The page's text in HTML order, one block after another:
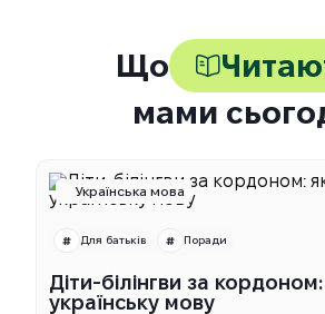
Що
мами
Українська мова
Для батьків Поради
Діти-білінгви за
українську мову